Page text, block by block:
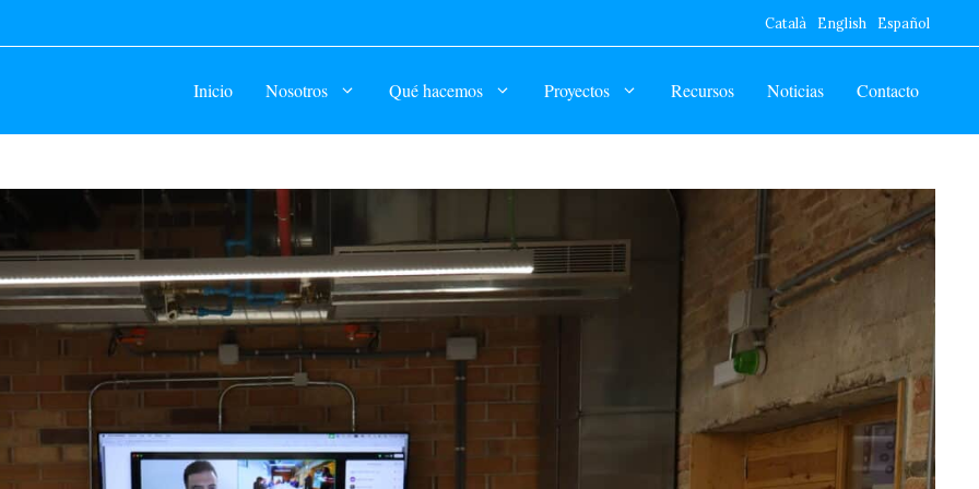
Català English Español
Inicio Nosotros Qué hacemos Proyectos Recursos Noticias Contacto